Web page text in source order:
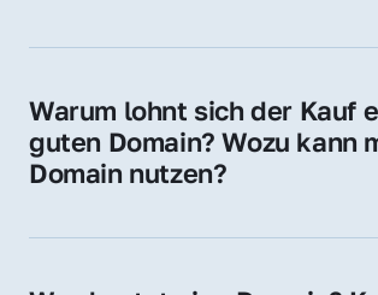
Sie erhalten alle Rechte zur
Domain.
Warum lohnt sich der Kauf
guten Domain? Wozu kann
Domain nutzen?
Vertrauen und Markenwert.